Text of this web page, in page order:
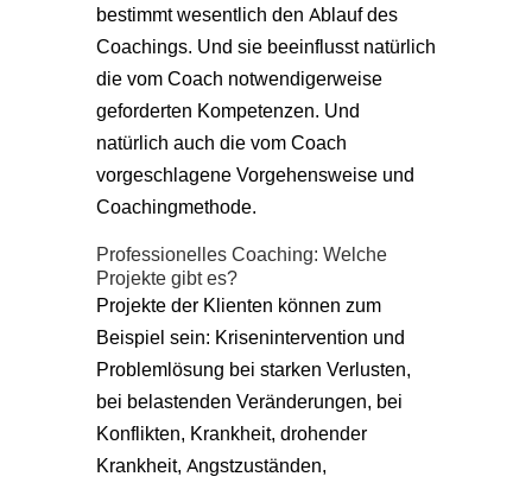
bestimmt wesentlich den Ablauf des
Coachings. Und sie beeinflusst natürlich
die vom Coach notwendigerweise
geforderten Kompetenzen. Und
natürlich auch die vom Coach
vorgeschlagene Vorgehensweise und
Coachingmethode.
Professionelles Coaching: Welche
Projekte gibt es?
Projekte der Klienten können zum
Beispiel sein: Krisenintervention und
Problemlösung bei starken Verlusten,
bei belastenden Veränderungen, bei
Konflikten, Krankheit, drohender
Krankheit, Angstzuständen,